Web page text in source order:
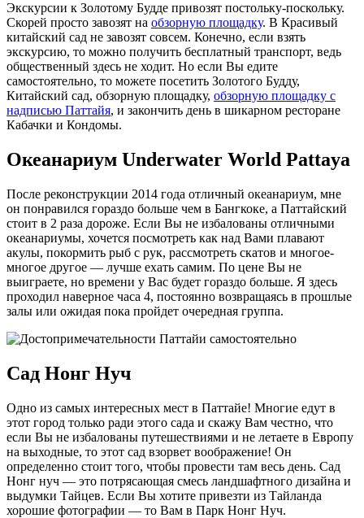
Экскурсии к Золотому Будде привозят постольку-поскольку.
Скорей просто завозят на обзорную площадку. В Красивый
китайский сад не завозят совсем. Конечно, если взять
экскурсию, то можно получить бесплатный транспорт, ведь
общественный здесь не ходит. Но если Вы едите
самостоятельно, то можете посетить Золотого Будду,
Китайский сад, обзорную площадку, обзорную площадку с
надписью Паттайя, и закончить день в шикарном ресторане
Кабачки и Кондомы.
Океанариум Underwater World Pattaya
После реконструкции 2014 года отличный океанариум, мне
он понравился гораздо больше чем в Бангкоке, а Паттайский
стоит в 2 раза дороже. Если Вы не избалованы отличными
океанариумы, хочется посмотреть как над Вами плавают
акулы, покормить рыб с рук, рассмотреть скатов и многое-
многое другое — лучше ехать самим. По цене Вы не
выиграете, но времени у Вас будет гораздо больше. Я здесь
проходил наверное часа 4, постоянно возвращаясь в прошлые
залы или ожидая пока пройдет очередная группа.
Сад Нонг Нуч
Одно из самых интересных мест в Паттайе! Многие едут в
этот город только ради этого сада и скажу Вам честно, что
если Вы не избалованы путешествиями и не летаете в Европу
на выходные, то этот сад взорвет воображение! Он
определенно стоит того, чтобы провести там весь день. Сад
Нонг нуч — это потрясающая смесь ландшафтного дизайна и
выдумки Тайцев. Если Вы хотите привезти из Тайланда
хорошие фотографии — то Вам в Парк Нонг Нуч.